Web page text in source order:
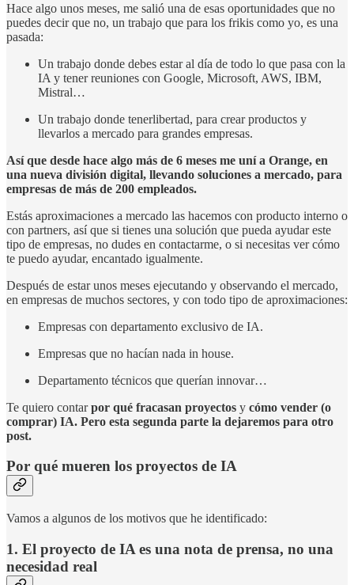
Hace algo unos meses, me salió una de esas oportunidades que no
puedes decir que no, un trabajo que para los frikis como yo, es una
pasada:
Un trabajo donde debes estar al día de todo lo que pasa con la
IA y tener reuniones con Google, Microsoft, AWS, IBM,
Mistral…
Un trabajo donde tenerlibertad, para crear productos y
llevarlos a mercado para grandes empresas.
Así que desde hace algo más de 6 meses me uní a Orange, en
una nueva división digital, llevando soluciones a mercado, para
empresas de más de 200 empleados.
Estás aproximaciones a mercado las hacemos con producto interno o
con partners, así que si tienes una solución que pueda ayudar este
tipo de empresas, no dudes en contactarme, o si necesitas ver cómo
te puedo ayudar, encantado igualmente.
Después de estar unos meses ejecutando y observando el mercado,
en empresas de muchos sectores, y con todo tipo de aproximaciones:
Empresas con departamento exclusivo de IA.
Empresas que no hacían nada in house.
Departamento técnicos que querían innovar…
Te quiero contarpor qué fracasan proyectos y cómo vender (o
comprar) IA. Pero esta segunda parte la dejaremos para otro
post.
Por qué mueren los proyectos de IA
Vamos a algunos de los motivos que he identificado:
1. El proyecto de IA es una nota de prensa, no una
necesidad real